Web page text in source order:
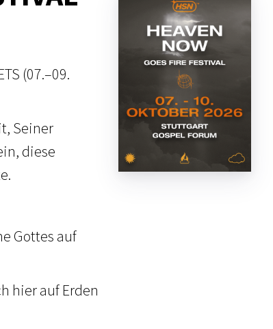
(07.–09.
Seiner
diese
Gottes auf
hier auf Erden